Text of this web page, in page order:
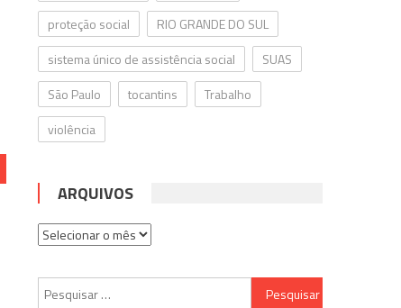
proteção social
RIO GRANDE DO SUL
sistema único de assistência social
SUAS
São Paulo
tocantins
Trabalho
violência
ARQUIVOS
Arquivos
Pesquisar